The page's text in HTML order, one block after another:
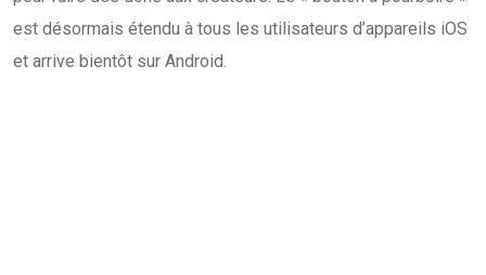
est désormais étendu à tous les utilisateurs d’appareils iOS
et arrive bientôt sur Android.